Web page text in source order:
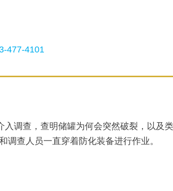
477-4101
入调查，查明储罐为何会突然破裂，以及
查人员一直穿着防化装备进行作业。